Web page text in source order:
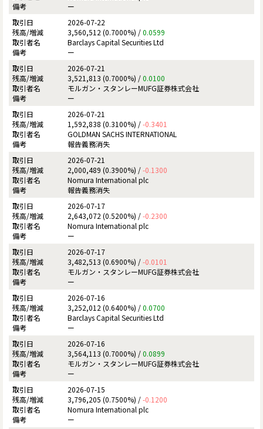
ー
2026-07-22
3,560,512 (0.7000%) /0.0599
Barclays Capital Securities Ltd
ー
2026-07-21
3,521,813 (0.7000%) /0.0100
モルガン・スタンレーMUFG証券株式会社
ー
2026-07-21
1,592,838 (0.3100%) /-0.3401
GOLDMAN SACHS INTERNATIONAL
報告義務消失
2026-07-21
2,000,489 (0.3900%) /-0.1300
Nomura International plc
報告義務消失
2026-07-17
2,643,072 (0.5200%) /-0.2300
Nomura International plc
ー
2026-07-17
3,482,513 (0.6900%) /-0.0101
モルガン・スタンレーMUFG証券株式会社
ー
2026-07-16
3,252,012 (0.6400%) /0.0700
Barclays Capital Securities Ltd
ー
2026-07-16
3,564,113 (0.7000%) /0.0899
モルガン・スタンレーMUFG証券株式会社
ー
2026-07-15
3,796,205 (0.7500%) /-0.1200
Nomura International plc
ー